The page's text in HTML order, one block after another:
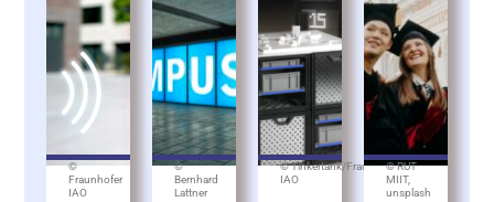
©
Fraunhofer
IAO
©
Bernhard
Lattner
©Tinkertank/Fraunhofer
IAO
© RUT
MIIT,
unsplash